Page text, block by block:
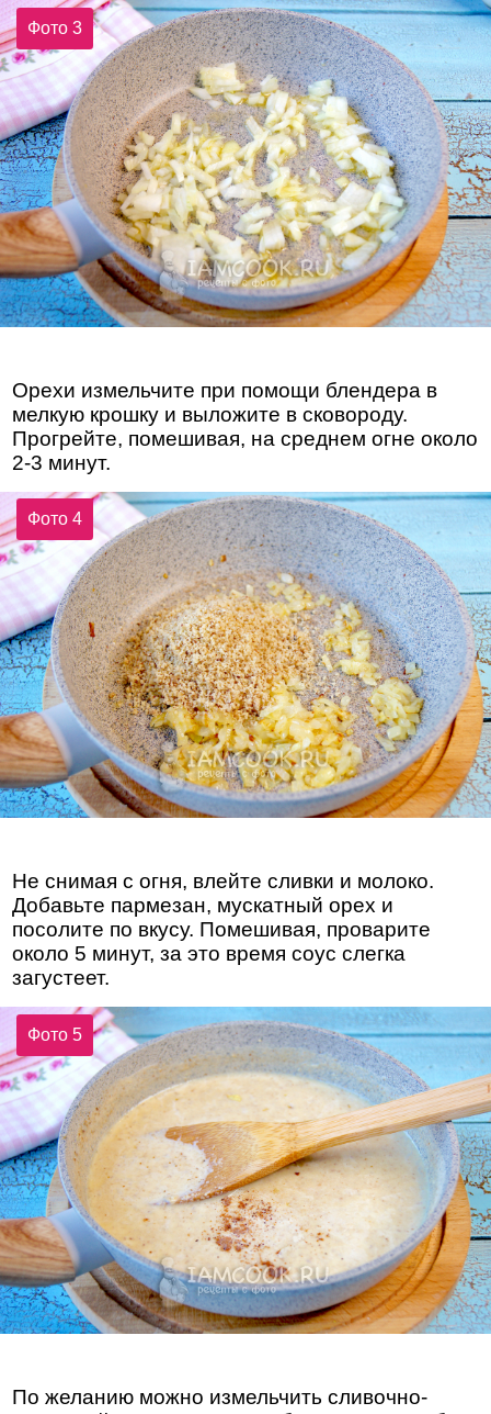
Фото 3
Орехи измельчите при помощи блендера в
мелкую крошку и выложите в сковороду.
Прогрейте, помешивая, на среднем огне около
2-3 минут.
Фото 4
Не снимая с огня, влейте сливки и молоко.
Добавьте пармезан, мускатный орех и
посолите по вкусу. Помешивая, проварите
около 5 минут, за это время соус слегка
загустеет.
Фото 5
По желанию можно измельчить сливочно-